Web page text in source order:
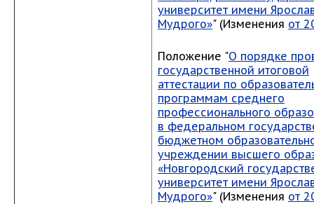
университет имени
Мудрого»" (Изменения от
Положение "О порядке
государственной итоговой
аттестации по
программам среднего
профессионального
в федеральном
бюджетном
учреждении высшего
«Новгородский
университет имени
Мудрого»" (Изменения от